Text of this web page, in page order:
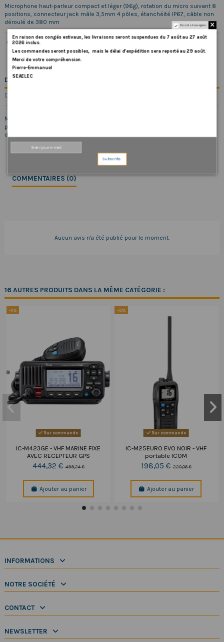
Microphone haut-parleur compact et léger (96g), rotation du micro suivant 8
positions, connecteur jack mâle 3,5mm 4 pôles, étanchéité IP67, câble non
déroulé de 380 mm
DESCRIPTION
DÉTAILS DU PRODUIT
Microphone haut-parleur compact et léger (96g), rotation du micro suivant 8
positions, connecteur jack mâle 3,5mm 4 pôles, étanchéité IP67, câble non
déroulé de 380 mm
COMMENTAIRES (0)
Aucun avis n'a été publié pour le moment.
16 AUTRES PRODUITS DANS LA MÊME CATÉGORIE :
-11%
Sur commande
IC-M423GE - VHF MARINE FIXE
AVEC RECEPTEUR GPS
444,32 €499,24 €
Ajouter au panier
-10%
Sur commande
IC-M25EURO EVO NOIR - VHF
portable ICOM
198,05 € 220,06 €
Ajouter au panier
INFORMATIONS
NOTRE SOCIÉTÉ
CONTACT
NEWSLETTER
Do not show again.
En raison des congés estivaux, les livraisons seront suspendues du 7 août au 27 août
2026 inclus.
Les commandes seront possibles, mais le délai d’expédition sera reporté au 29 août.
Merci de votre compréhension.
Pierre-Emmanuel
SEAELEC
Subscribe